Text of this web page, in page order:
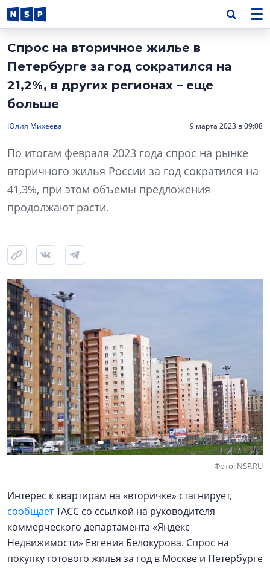
Спрос на вторичное жилье в
Петербурге за год сократился на
21,2%, в других регионах – еще
больше
Юлия Михеева 9 марта 2023 в 09:08
По итогам февраля 2023 года спрос на рынке
вторичного жилья России за год сократился на
41,3%, при этом объемы предложения
продолжают расти.
Фото: NSP.RU
Интерес к квартирам на «вторичке» стагнирует,
сообщаетТАСС со ссылкой на руководителя
коммерческого департамента «Яндекс
Недвижимости» Евгения Белокурова. Спрос на
покупку готового жилья за год в Москве и Петербурге